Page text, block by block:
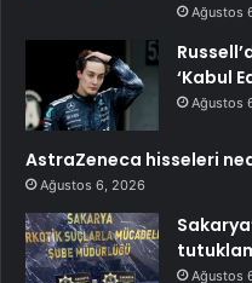
Ağustos
‘Kabul
Ağustos
AstraZeneca hisseleri
Ağustos 6, 2026
Ağustos